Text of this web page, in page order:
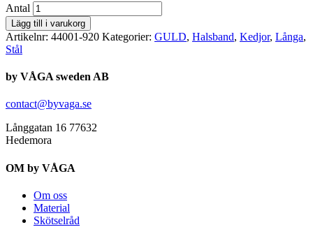
Antal
Lägg till i varukorg
Artikelnr: 44001-920 Kategorier: GULD, Halsband, Kedjor, Långa,
Stål
by VÅGA sweden AB
contact@byvaga.se
Långgatan 16 77632
Hedemora
OM by VÅGA
Om oss
Material
Skötselråd